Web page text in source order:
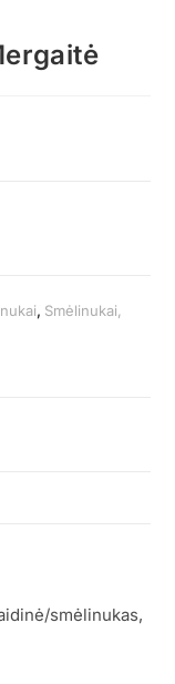
, Smėlinukai,
smėlinukas,